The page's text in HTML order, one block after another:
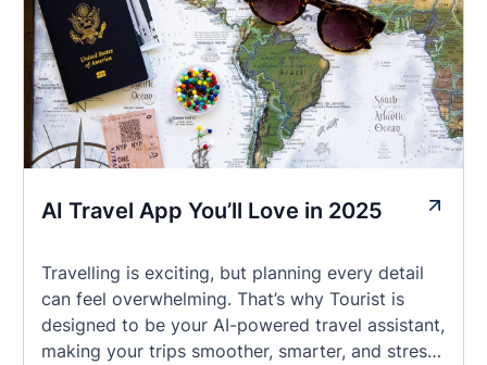
AI Travel App You’ll Love in 2025
Travelling is exciting, but planning every detail
can feel overwhelming. That’s why Tourist is
designed to be your AI-powered travel assistant,
making your trips smoother, smarter, and stress-